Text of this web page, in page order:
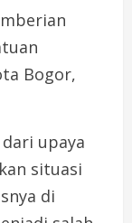
Bogor,
upaya
situasi
di